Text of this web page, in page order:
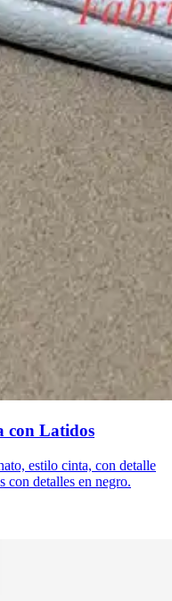
con Latidos
estilo cinta, con detalle
con detalles en negro.